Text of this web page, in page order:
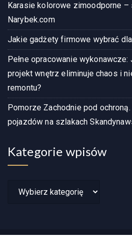
Karasie kolorowe zimoodporne
Narybek.com
Jakie gadżety firmowe wybrać
Pełne opracowanie
projekt wnętrz eliminuje chaos i
remontu?
Pomorze Zachodnie pod
pojazdów na szlakach
Kategorie wpisów
Kategorie